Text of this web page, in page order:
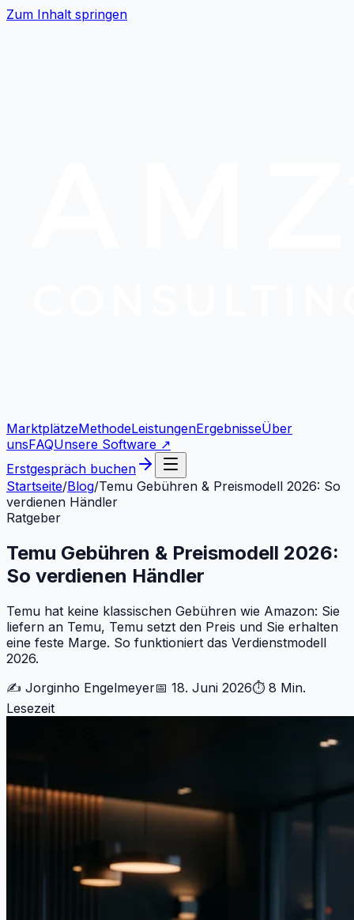
Zum Inhalt springen
MarktplätzeMethodeLeistungenErgebnisseÜber
unsFAQUnsere Software ↗
Erstgespräch buchen
Startseite/Blog/Temu Gebühren & Preismodell 2026: So
verdienen Händler
Ratgeber
Temu Gebühren & Preismodell 2026:
So verdienen Händler
Temu hat keine klassischen Gebühren wie Amazon: Sie
liefern an Temu, Temu setzt den Preis und Sie erhalten
eine feste Marge. So funktioniert das Verdienstmodell
2026.
✍️ Jorginho Engelmeyer📅 18. Juni 2026⏱ 8 Min.
Lesezeit